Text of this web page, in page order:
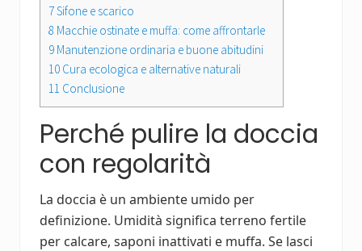
7Sifone e scarico
8 Macchie ostinate e muffa: come affrontarle
9 Manutenzione ordinaria e buone abitudini
10 Cura ecologica e alternative naturali
11 Conclusione
Perché pulire la doccia
con regolarità
La doccia è un ambiente umido per
definizione. Umidità significa terreno fertile
per calcare, saponi inattivati e muffa. Se lasci